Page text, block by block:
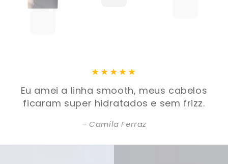
Eu amei a linha smooth, meus cabelos
ficaram super hidratados e sem frizz.
Camila Ferraz